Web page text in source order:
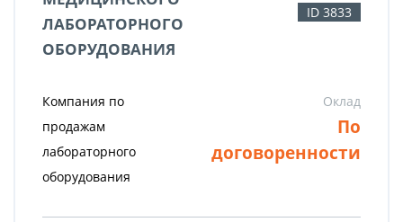
ЛАБОРАТОРНОГО
ОБОРУДОВАНИЯ
ID 3833
Компания по
продажам
лабораторного
оборудования
Оклад
По
договоренности